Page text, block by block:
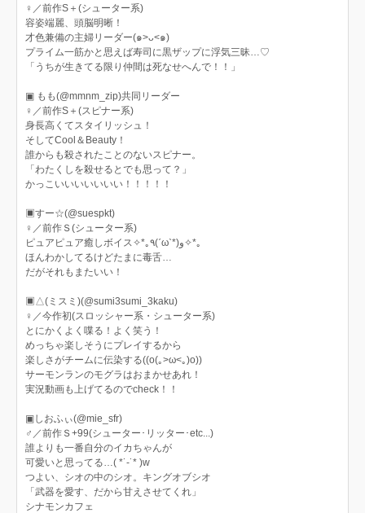
♀／前作S＋(シューター系)
容姿端麗、頭脳明晰！
才色兼備の主婦リーダー(๑>ᴗ<๑)
プライム一筋かと思えば寿司に黒ザップに浮気三昧…♡
「うちが生きてる限り仲間は死なせへんで！！」
▣ もも(@mmnm_zip)共同リーダー
♀／前作S＋(スピナー系)
身長高くてスタイリッシュ！
そしてCool＆Beauty！
誰からも殺されたことのないスピナー。
「わたくしを殺せるとでも思って？」
かっこいいいいいいい！！！！！
▣すー☆(@suespkt)
♀／前作Ｓ(シューター系)
ピュアピュア癒しボイス✧*｡٩(ˊωˋ*)و✧*｡
ほんわかしてるけどたまに毒舌…
だがそれもまたいい！
▣△(ミスミ)(@sumi3sumi_3kaku)
♀／今作初(スロッシャー系・シューター系)
とにかくよく喋る！よく笑う！
めっちゃ楽しそうにプレイするから
楽しさがチームに伝染する((o(｡>ω<｡)o))
サーモンランのモグラはおまかせあれ！
実況動画も上げてるのでcheck！！
▣しおふぃ(@mie_sfr)
♂／前作Ｓ+99(シューター･リッター･etc...)
誰よりも一番自分のイカちゃんが
可愛いと思ってる…( *˙-˙* )w
つよい、シオの中のシオ。キングオブシオ
「武器を愛す、だから甘えさせてくれ」
シナモンカフェ